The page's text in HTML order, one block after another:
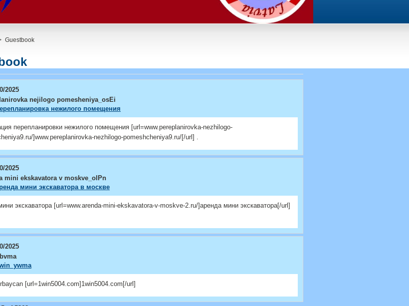
Guestbook
2025
nejilogo pomesheniya_osEi
нежилого помещения
перепланировки нежилого помещения [url=www.pereplanirovka-nezhilogo-
]www.pereplanirovka-nezhilogo-pomeshcheniya9.ru/[/url] .
2025
mini ekskavatora v moskve_olPn
мини экскаватора в москве
экскаватора [url=www.arenda-mini-ekskavatora-v-moskve-2.ru/]аренда мини экскаватора[/url]
2025
[url=1win5004.com]1win5004.com[/url]